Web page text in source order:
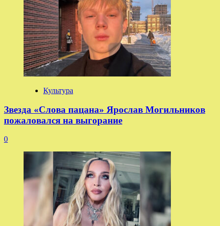
Культура
Звезда «Слова пацана» Ярослав Могильников
пожаловался на выгорание
0